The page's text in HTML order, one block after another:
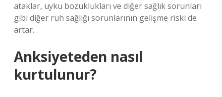
ataklar, uyku bozuklukları ve diğer sağlık sorunları
gibi diğer ruh sağlığı sorunlarının gelişme riski de
artar.
Anksiyeteden nasıl
kurtulunur?